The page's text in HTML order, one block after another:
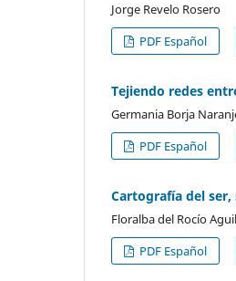
Jorge Revelo Rosero
PDF Español
Tejiendo redes
Germania Borja
PDF Español
Cartografía del
Floralba del Rocío
PDF Español